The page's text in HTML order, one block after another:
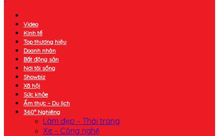
Video
Kinh tế
Top thương hiệu
Doanh nhân
Bất động sản
Nơi tôi sống
Showbiz
Xã hội
Sức khỏe
Ẩm thực – Du lịch
360° Nghiêng
Làm đẹp – Thời trang
Xe – Công nghệ